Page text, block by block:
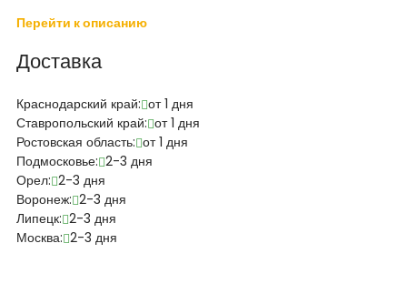
Перейти к описанию
Доставка
Краснодарский край: от 1 дня
Ставропольский край: от 1 дня
Ростовская область: от 1 дня
Подмосковье: 2-3 дня
Орел: 2-3 дня
Воронеж: 2-3 дня
Липецк: 2-3 дня
Москва: 2-3 дня